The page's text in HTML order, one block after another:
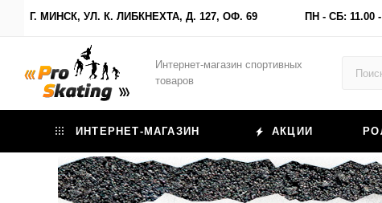
Г. МИНСК, УЛ. К. ЛИБКНЕХТА, Д. 127, ОФ. 69 ПН - СБ: 11.00
Интернет-магазин спортивных
товаров
ИНТЕРНЕТ-МАГАЗИН АКЦИИ